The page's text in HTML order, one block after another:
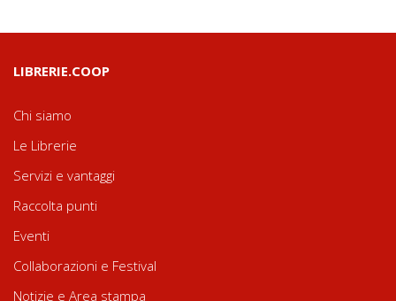
LIBRERIE.COOP
Chi siamo
Le Librerie
Servizi e vantaggi
Raccolta punti
Eventi
Collaborazioni e Festival
Notizie e Area stampa